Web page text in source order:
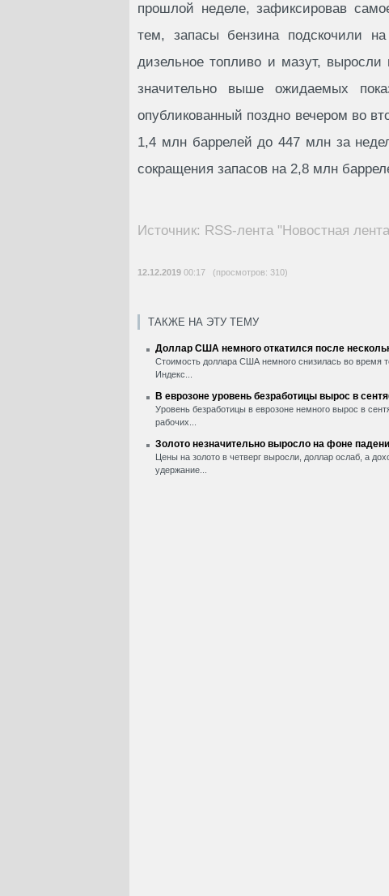
прошлой неделе, зафиксировав
тем, запасы бензина подскочили
дизельное топливо и мазут,
значительно выше ожидаемых
опубликованный поздно вечером во
1,4 млн баррелей до 447 млн за
сокращения запасов на 2,8 млн
Источник: RSS-лента "Новостная
12.12.2019 00:17 (просмотров: 310)
ТАКЖЕ НА ЭТУ ТЕМУ
Доллар США немного откатился после
Стоимость доллара США немного снизилась во время
Индекс...
В еврозоне уровень безработицы вырос в
Уровень безработицы в еврозоне немного вырос в
рабочих...
Золото незначительно выросло на фоне
Цены на золото в четверг выросли, доллар ослаб, а
удержание...